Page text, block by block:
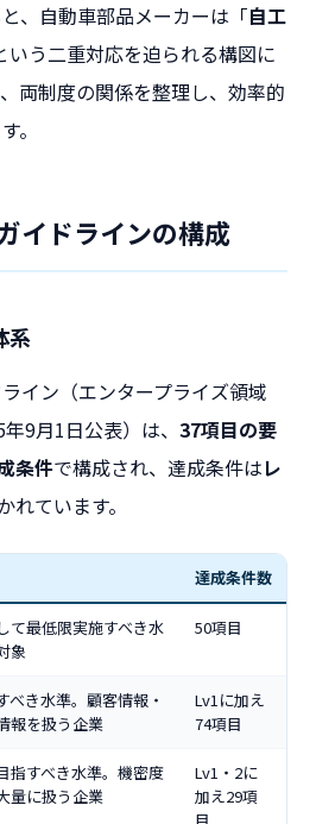
、自動車部品メーカーは「自工
いう二重対応を迫られる構図に
両制度の関係を整理し、効率的
。
イドラインの構成
系
イン（エンタープライズ領域
9月1日公表）は、 37項目の要
条件で構成され、達成条件はレ
れています。
達成条件数
て最低限実施すべき水
象
50項目
べき水準。顧客情報・
報を扱う企業
Lv1に加え
74項目
指すべき水準。機密度
量に扱う企業
Lv1・2に
加え29項